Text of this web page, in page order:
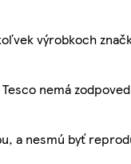
výrobkoch
nemá
a nesmú byť